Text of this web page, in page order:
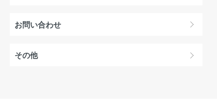
お問い合わせ
その他